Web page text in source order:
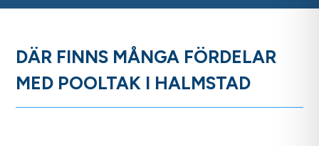
DÄR FINNS MÅNGA FÖRDELAR
MED POOLTAK I HALMSTAD